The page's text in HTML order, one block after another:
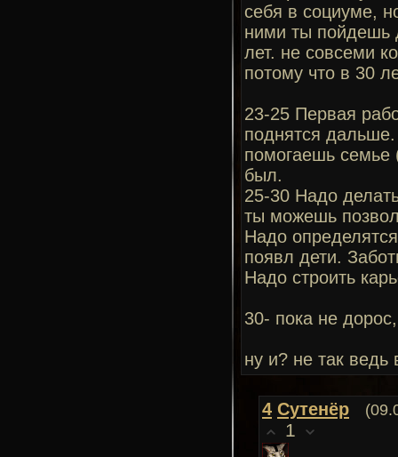
себя в социуме,
ними ты пойдешь
лет. не совсеми
потому что в 30
23-25 Первая
поднятся
помогаешь семье
был.
25-30 Надо
ты можешь
Надо
появл дети.
Надо строить
30- пока не
ну и? не так ведь
4 Сутенёр
1